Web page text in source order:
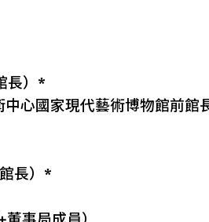
長）*
心國家現代藝術博物館前館
長）*